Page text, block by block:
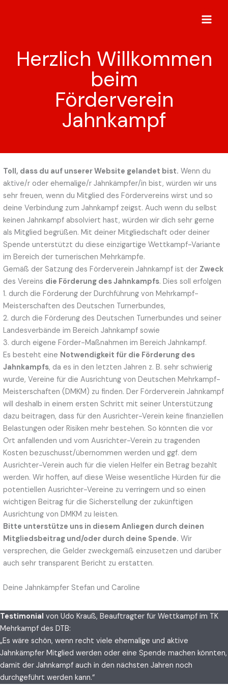
Herzlich Willkommen
beim
Förderverein
Jahnkampf
Toll, dass du auf unserer Website gelandet bist. Wenn du
aktive/r oder ehemalige/r Jahnkämpfer/in bist, würden wir uns
sehr freuen, wenn du Mitglied des Fördervereins wirst und so
deine Verbindung zum Jahnkampf zeigst. Auch wenn du selbst
keinen Jahnkampf absolviert hast, würden wir dich sehr gerne
als Mitglied begrüßen. Mit deiner Mitgliedschaft oder deiner
Spende unterstützt du diese einzigartige Wettkampf-Variante
im Bereich der turnerischen Mehrkämpfe.
Gemäß der Satzung des Förderverein Jahnkampf ist der Zweck
des Vereins die Förderung des Jahnkampfs. Dies soll erfolgen
1. durch die Förderung der Durchführung von Mehrkampf-
Meisterschaften des Deutschen Turnerbundes,
2. durch die Förderung des Deutschen Turnerbundes und seiner
Landesverbände im Bereich Jahnkampf sowie
3. durch eigene Förder-Maßnahmen im Bereich Jahnkampf.
Es besteht eine Notwendigkeit für die Förderung des
Jahnkampfs, da es in den letzten Jahren z. B. sehr schwierig
wurde, Vereine für die Ausrichtung von Deutschen Mehrkampf-
Meisterschaften (DMKM) zu finden. Der Förderverein Jahnkampf
will deshalb in einem ersten Schritt mit seiner Unterstützung
dazu beitragen, dass für den Ausrichter-Verein keine finanziellen
Belastungen oder Risiken mehr bestehen. So könnten die vor
Ort anfallenden und vom Ausrichter-Verein zu tragenden
Kosten bezuschusst/übernommen werden und ggf. dem
Ausrichter-Verein auch für die vielen Helfer ein Betrag bezahlt
werden. Wir hoffen, auf diese Weise wesentliche Hürden für die
potentiellen Ausrichter-Vereine zu verringern und so einen
wichtigen Beitrag für die Sicherstellung der zukünftigen
Ausrichtung von DMKM zu leisten.
Bitte unterstütze uns in diesem Anliegen durch deinen
Mitgliedsbeitrag und/oder durch deine Spende. Wir
versprechen, die Gelder zweckgemäß einzusetzen und darüber
auch sehr transparent Bericht zu erstatten.
Deine Jahnkämpfer Stefan und Caroline
Testimonial von Udo Krauß, Beauftragter für Wettkampf im TK
Mehrkampf des DTB:
„Es wäre schön, wenn recht viele ehemalige und aktive
Jahnkämpfer Mitglied werden oder eine Spende machen könnten,
damit der Jahnkampf auch in den nächsten Jahren noch
durchgeführt werden kann.“